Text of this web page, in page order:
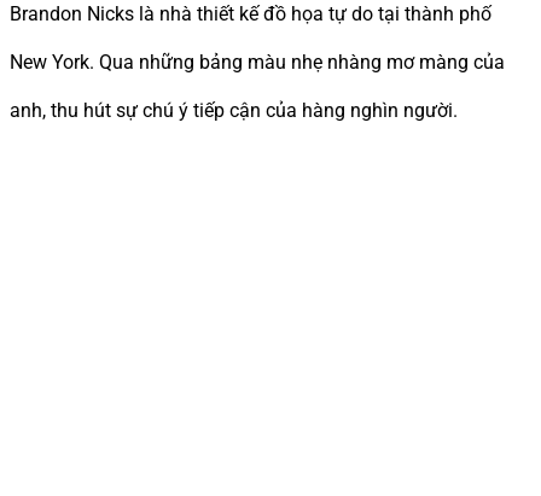
Brandon Nicks là nhà thiết kế đồ họa tự do tại thành phố
New York. Qua những bảng màu nhẹ nhàng mơ màng của
anh, thu hút sự chú ý tiếp cận của hàng nghìn người.